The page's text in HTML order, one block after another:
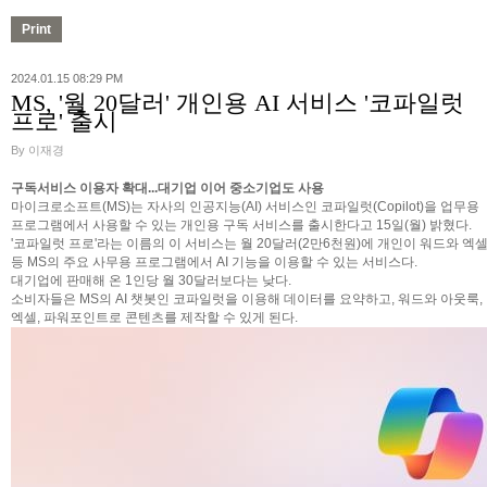
2024.01.15 08:29 PM
MS, '월 20달러' 개인용 AI 서비스 '코파일럿
프로' 출시
By 이재경
구독서비스 이용자 확대...대기업 이어 중소기업도 사용
마이크로소프트(MS)는 자사의 인공지능(AI) 서비스인 코파일럿(Copilot)을 업무용
프로그램에서 사용할 수 있는 개인용 구독 서비스를 출시한다고 15일(월) 밝혔다.
'코파일럿 프로'라는 이름의 이 서비스는 월 20달러(2만6천원)에 개인이 워드와 엑셀
등 MS의 주요 사무용 프로그램에서 AI 기능을 이용할 수 있는 서비스다.
대기업에 판매해 온 1인당 월 30달러보다는 낮다.
소비자들은 MS의 AI 챗봇인 코파일럿을 이용해 데이터를 요약하고, 워드와 아웃룩,
엑셀, 파워포인트로 콘텐츠를 제작할 수 있게 된다.